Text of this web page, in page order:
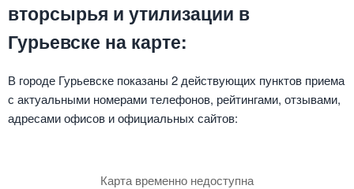
вторсырья и утилизации в
Гурьевске на карте:
В городе Гурьевске показаны 2 действующих пунктов приема
с актуальными номерами телефонов, рейтингами, отзывами,
адресами офисов и официальных сайтов:
Карта временно недоступна